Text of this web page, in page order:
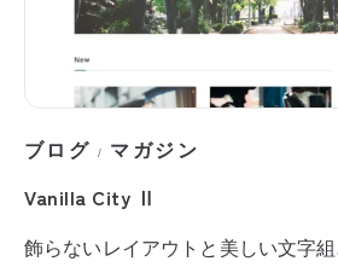
ブログ / マガジン
Vanilla City Ⅱ
飾らないレイアウトと美しい文字